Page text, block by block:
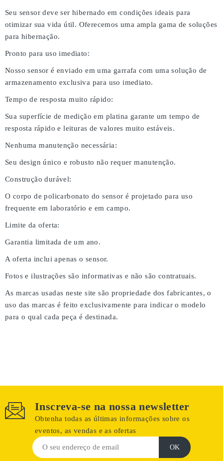
Seu sensor deve ser hibernado em condições ideais para
otimizar sua vida útil. Oferecemos uma ampla gama de soluções
para hibernação.
Pronto para uso imediato:
Nosso sensor é enviado em uma garrafa com uma solução de
armazenamento exclusiva para uso imediato.
Tempo de resposta muito rápido:
Sua superfície de medição em platina garante um tempo de
resposta rápido e leituras de valores muito estáveis.
Nenhuma manutenção necessária:
Seu design único e robusto não requer manutenção.
Construção durável:
O corpo de policarbonato do sensor é projetado para uso
frequente em laboratório e em campo.
Limite da oferta:
Garantia limitada de um ano.
A oferta inclui apenas o sensor.
Fotos e ilustrações são informativas e não são contratuais.
As marcas usadas neste site são propriedade dos fabricantes, o
uso das marcas é feito exclusivamente para indicar o modelo
para o qual cada peça é destinada.
Inscreva-se na nossa newsletter
Obtenha todas as últimas informações sobre os
eventos, as vendas e as ofertas